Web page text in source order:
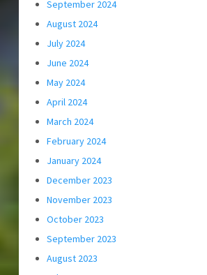
September 2024
August 2024
July 2024
June 2024
May 2024
April 2024
March 2024
February 2024
January 2024
December 2023
November 2023
October 2023
September 2023
August 2023